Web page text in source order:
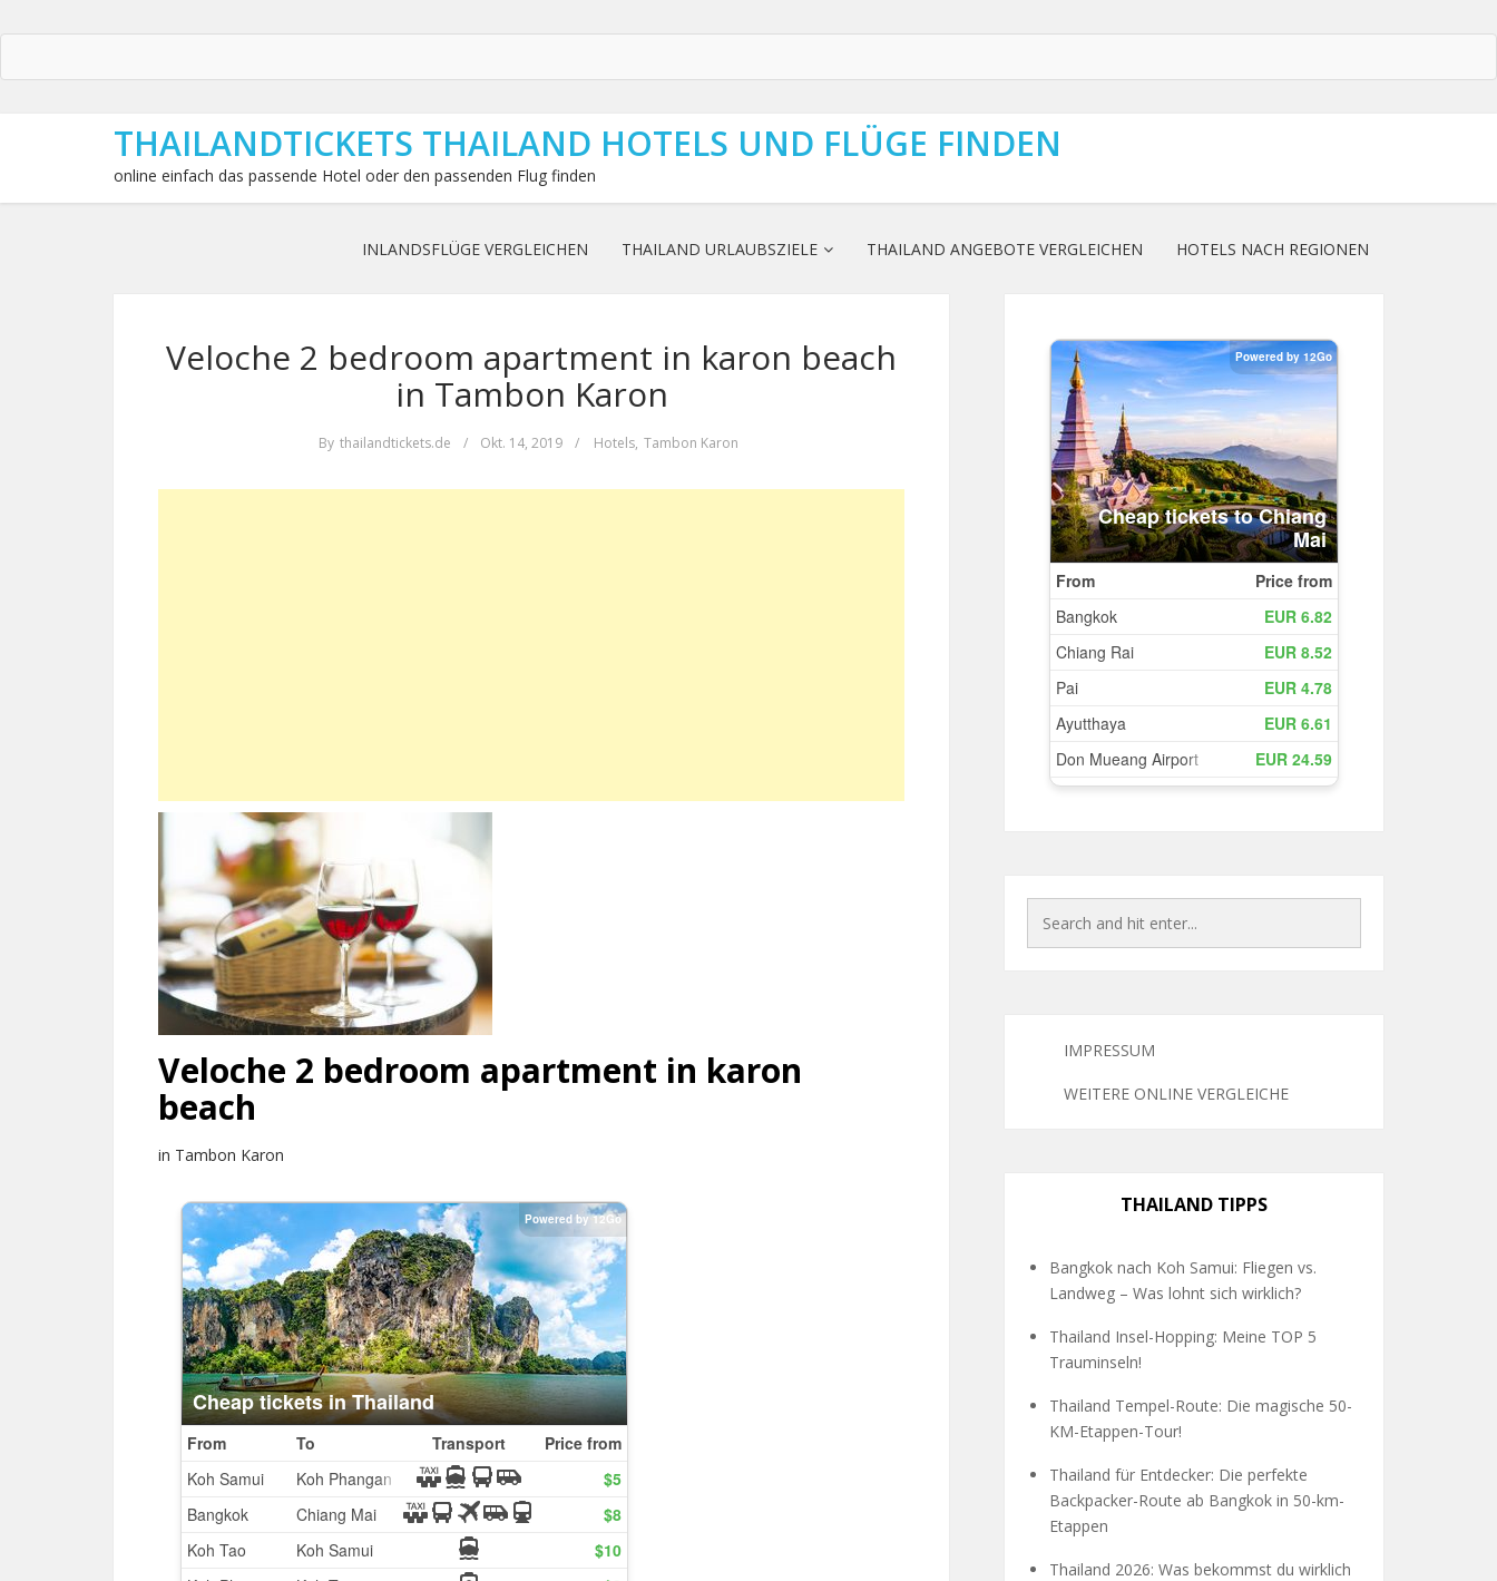
THAILANDTICKETS THAILAND HOTELS UND FLÜGE FINDEN
online einfach das passende Hotel oder den passenden Flug finden
INLANDSFLÜGE VERGLEICHEN THAILAND URLAUBSZIELE THAILAND ANGEBOTE VERGLEICHEN HOTELS NACH REGIONEN
Veloche 2 bedroom apartment in karon beach
in Tambon Karon
By thailandtickets.de / Okt. 14, 2019 / Hotels, Tambon Karon
Veloche 2 bedroom apartment in karon
beach
in Tambon Karon
IMPRESSUM
WEITERE ONLINE VERGLEICHE
THAILAND TIPPS
Bangkok nach Koh Samui: Fliegen vs.
Landweg – Was lohnt sich wirklich?
Thailand Insel-Hopping: Meine TOP 5
Trauminseln!
Thailand Tempel-Route: Die magische 50-
KM-Etappen-Tour!
Thailand für Entdecker: Die perfekte
Backpacker-Route ab Bangkok in 50-km-
Etappen
Thailand 2026: Was bekommst du wirklich